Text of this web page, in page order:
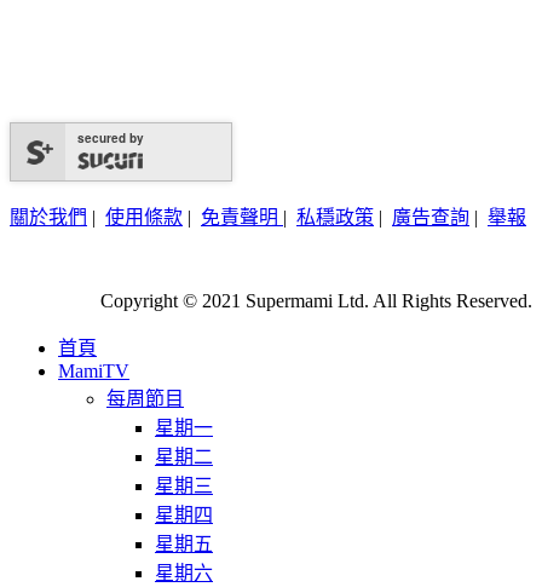
secured by
關於我們 | 使用條款 | 免責聲明 | 私穩政策 | 廣告查詢 | 舉報
Copyright © 2021 Supermami Ltd. All Rights Reserved.
首頁
MamiTV
每周節目
星期一
星期二
星期三
星期四
星期五
星期六